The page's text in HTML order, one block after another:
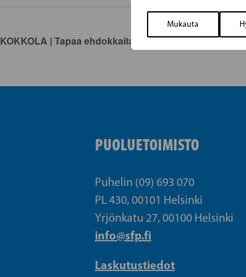
Mukauta
KOKKOLA | Tapaa ehdokkaita Sokojassa
PUOLUETOIMISTO
Puhelin (09) 693 070
PL 430, 00101 Helsinki
Yrjönkatu 27, 00100 Helsinki
info@sfp.fi
Laskutustiedot